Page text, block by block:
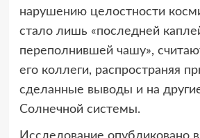
нарушению целостности
стало лишь «последней
переполнившей чашу»,
его коллеги, распространяя
сделанные выводы и на
Солнечной системы.